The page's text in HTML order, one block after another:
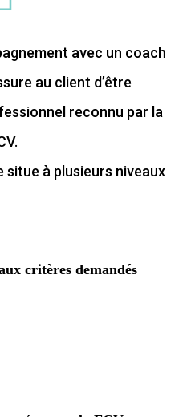
avec un coach
au client d’être
reconnu par la
à plusieurs niveaux
critères demandés